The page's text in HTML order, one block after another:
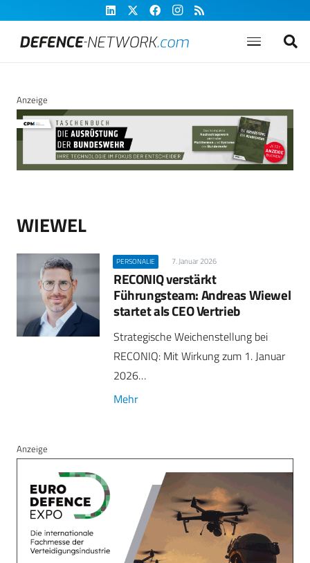
Anzeige
WIEWEL
PERSONALIE 7. Januar 2026
RECONIQ verstärkt
Führungsteam: Andreas Wiewel
startet als CEO Vertrieb
Strategische Weichenstellung bei
RECONIQ: Mit Wirkung zum 1. Januar
2026…
Mehr
Anzeige